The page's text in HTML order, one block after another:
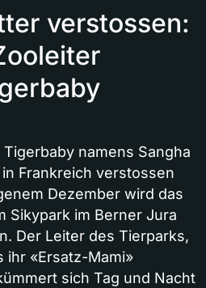
verstossen:
namens Sangha
Frankreich verstossen
Dezember wird das
Sikypark im Berner Jura
Der Leiter des Tierparks,
ihr «Ersatz-Mami»
sich Tag und Nacht